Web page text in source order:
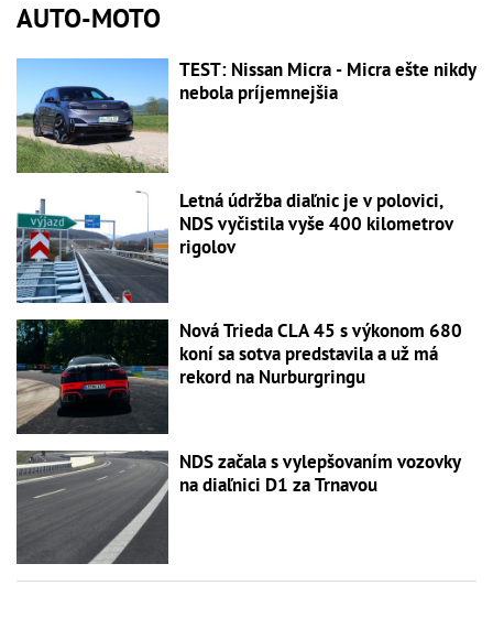
AUTO-MOTO
TEST: Nissan Micra - Micra ešte nikdy
nebola príjemnejšia
Letná údržba diaľnic je v polovici,
NDS vyčistila vyše 400 kilometrov
rigolov
Nová Trieda CLA 45 s výkonom 680
koní sa sotva predstavila a už má
rekord na Nurburgringu
NDS začala s vylepšovaním vozovky
na diaľnici D1 za Trnavou